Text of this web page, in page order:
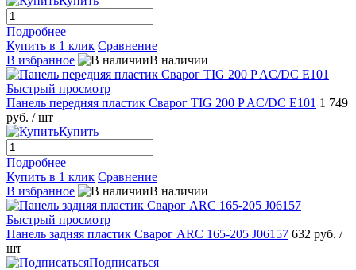
Подробнее
Купить в 1 клик Сравнение
В избранное
В наличии
Быстрый просмотр
Панель передняя пластик Сварог TIG 200 P AC/DC E101 1 749
руб. / шт
Купить
Подробнее
Купить в 1 клик Сравнение
В избранное
В наличии
Быстрый просмотр
Панель задняя пластик Сварог ARC 165-205 J06157 632 руб. /
шт
Подписаться